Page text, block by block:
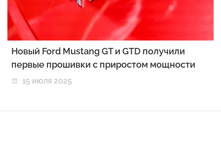
Новый Ford Mustang GT и GTD получили
первые прошивки с приростом мощности
15 июля 2025